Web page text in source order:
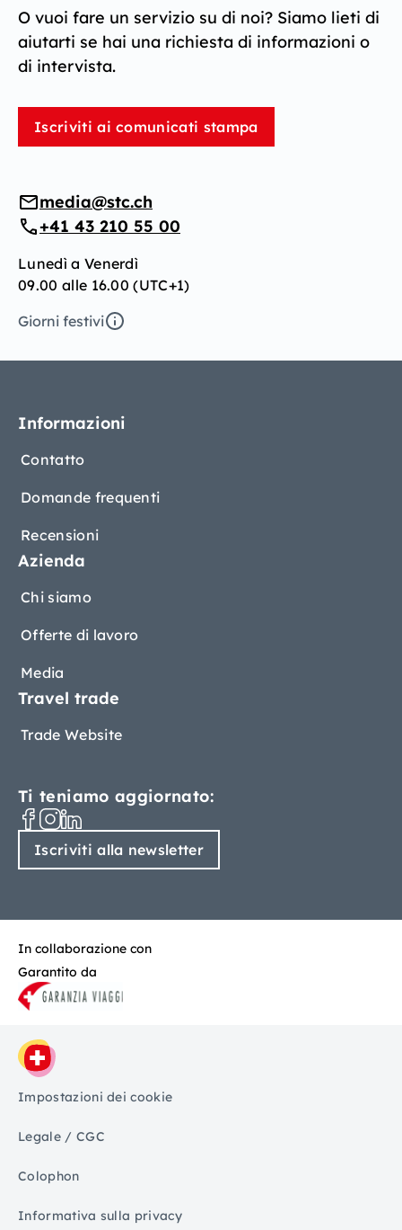
O vuoi fare un servizio su di noi? Siamo lieti di
aiutarti se hai una richiesta di informazioni o
di intervista.
Iscriviti ai comunicati stampa
media@stc.ch
+41 43 210 55 00
Lunedì a Venerdì
09.00 alle 16.00 (UTC+1)
Giorni festivi
Informazioni
Contatto
Domande frequenti
Recensioni
Azienda
Chi siamo
Offerte di lavoro
Media
Travel trade
Trade Website
Ti teniamo aggiornato:
Iscriviti alla newsletter
In collaborazione con
Garantito da
Impostazioni dei cookie
Legale / CGC
Colophon
Informativa sulla privacy